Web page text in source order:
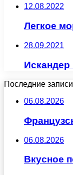
12.08.2022
Легкое
28.09.2021
Искандер
Последние записи
06.08.2026
06.08.2026
Вкусное